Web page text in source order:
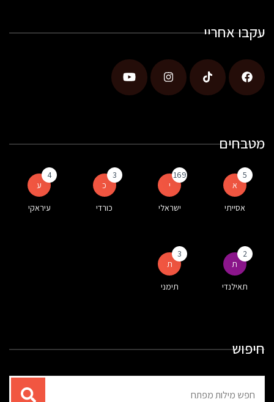
עקבו אחריי
מטבחים
א
5
אסייתי
י
169
ישראלי
כ
3
כורדי
ע
4
עיראקי
ת
2
תאילנדי
ת
3
תימני
חיפוש